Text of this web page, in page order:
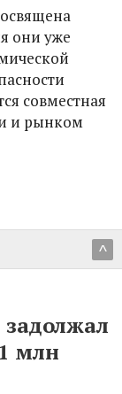
они уже
совместная
и рынком
^
задолжал
млн